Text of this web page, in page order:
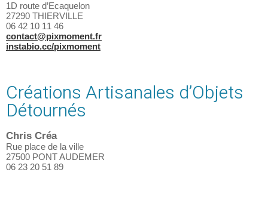
1D route d’Ecaquelon
27290 THIERVILLE
06 42 10 11 46
contact@pixmoment.fr
instabio.cc/pixmoment
Créations Artisanales d’Objets
Détournés
Chris Créa
Rue place de la ville
27500 PONT AUDEMER
06 23 20 51 89